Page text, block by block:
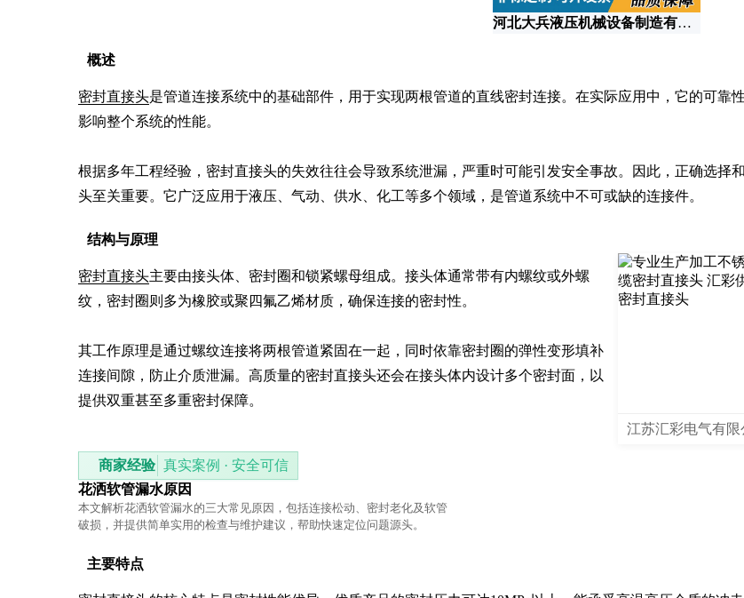
河北大兵液压机械设备制造有限公司
概述
密封直接头是管道连接系统中的基础部件，用于实现两根管道的直线密封连接。在实际应用中，它的可靠
影响整个系统的性能。
根据多年工程经验，密封直接头的失效往往会导致系统泄漏，严重时可能引发安全事故。因此，正确选择
头至关重要。它广泛应用于液压、气动、供水、化工等多个领域，是管道系统中不可或缺的连接件。
结构与原理
江苏汇彩电气有限
密封直接头主要由接头体、密封圈和锁紧螺母组成。接头体通常带有内螺纹或外螺
纹，密封圈则多为橡胶或聚四氟乙烯材质，确保连接的密封性。
其工作原理是通过螺纹连接将两根管道紧固在一起，同时依靠密封圈的弹性变形填补
连接间隙，防止介质泄漏。高质量的密封直接头还会在接头体内设计多个密封面，以
提供双重甚至多重密封保障。
商家经验 真实案例 · 安全可信
花洒软管漏水原因
本文解析花洒软管漏水的三大常见原因，包括连接松动、密封老化及软管
破损，并提供简单实用的检查与维护建议，帮助快速定位问题源头。
主要特点